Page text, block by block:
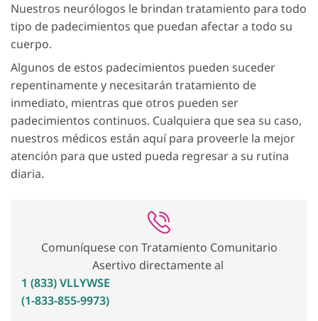
Nuestros neurólogos le brindan tratamiento para todo
tipo de padecimientos que puedan afectar a todo su
cuerpo.
Algunos de estos padecimientos pueden suceder
repentinamente y necesitarán tratamiento de
inmediato, mientras que otros pueden ser
padecimientos continuos. Cualquiera que sea su caso,
nuestros médicos están aquí para proveerle la mejor
atención para que usted pueda regresar a su rutina
diaria.
Comuníquese con Tratamiento Comunitario
Asertivo directamente al
1 (833) VLLYWSE
(1-833-855-9973)